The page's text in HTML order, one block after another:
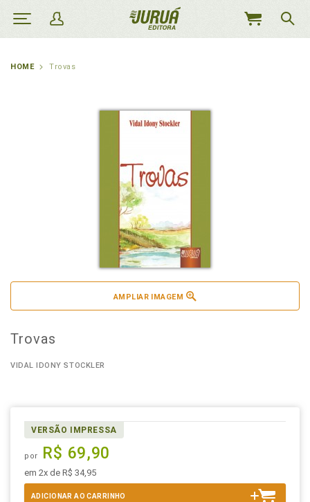
MEU
HOME Trovas
AMPLIAR IMAGEM
Trovas
VIDAL IDONY STOCKLER
VERSÃO IMPRESSA
por R$ 69,90
em 2x de R$ 34,95
ADICIONAR AO CARRINHO